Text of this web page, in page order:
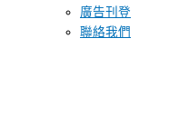
廣告刊登
聯絡我們